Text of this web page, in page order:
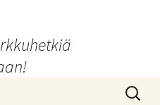
Haku: